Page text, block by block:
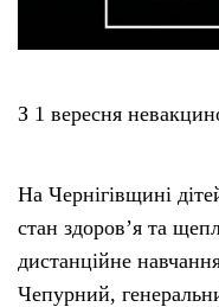
З 1 вересня
На Чернігівщині
стан здоров’я та
дистанційне
Чепурний,